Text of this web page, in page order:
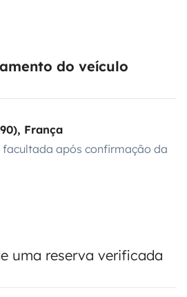
do veículo
França
após confirmação da
uma reserva verificada